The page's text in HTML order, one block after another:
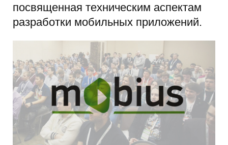
посвященная техническим аспектам
разработки мобильных приложений.